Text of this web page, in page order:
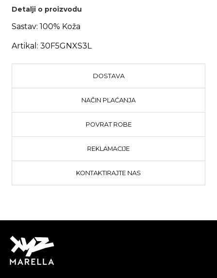
Detalji o proizvodu
Sastav: 100% Koža
Artikal: 30F5GNXS3L
DOSTAVA
NAČIN PLAĆANJA
POVRAT ROBE
REKLAMACIJE
KONTAKTIRAJTE NAS